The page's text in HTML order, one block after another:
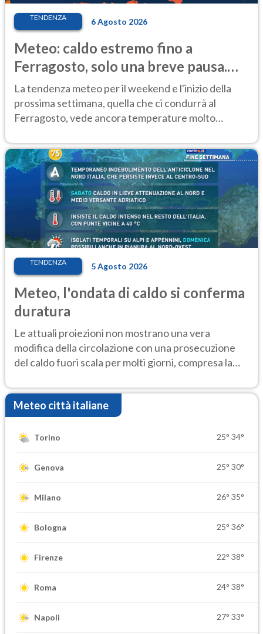
TENDENZA 6 Agosto 2026
Meteo: caldo estremo fino a
Ferragosto, solo una breve pausa.
Ecco dove
La tendenza meteo per il weekend e l'inizio della
prossima settimana, quella che ci condurrà al
Ferragosto, vede ancora temperature molto
TENDENZA 5 Agosto 2026
Meteo, l'ondata di caldo si conferma
duratura
Le attuali proiezioni non mostrano una vera
modifica della circolazione con una prosecuzione
del caldo fuori scala per molti giorni, compresa la
Meteo città italiane
Torino 25° 34°
Genova 25° 30°
Milano 26° 35°
Bologna 25° 36°
Firenze 22° 38°
Roma 24° 38°
Napoli 27° 33°